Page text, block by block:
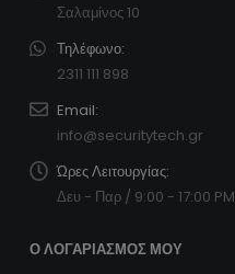
Σαλαμίνος 10
Τηλέφωνο:
2311 111 898
Email:
info@securitytech.gr
Ώρες Λειτουργίας:
Δευ - Παρ / 9:00 - 17:00 PM
Ο ΛΟΓΑΡΙΑΣΜΌΣ ΜΟΥ